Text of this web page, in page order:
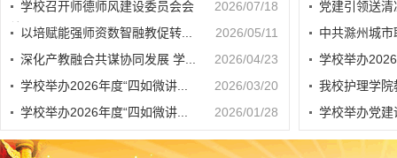
2026/07/18
学校召开师德师风建设委员会会
议
2026/05/11
以培赋能强师资数智融教促转...
2026/04/23
深化产教融合共谋协同发展 学...
2026/03/20
学校举办2026年度“四如微讲...
2026/01/28
学校举办2026年度“四如微讲...
党建引领送
中共滁州城
学校举办
我校护理学
学校举办党